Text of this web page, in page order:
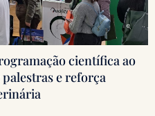
científica ao
e reforça